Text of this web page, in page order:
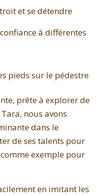
et se détendre
à différentes
pieds sur le pédestre
prête à explorer de
nous avons
dans le
de ses talents pour
exemple pour
en imitant les